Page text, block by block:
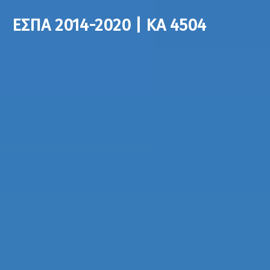
ΕΣΠΑ 2014-2020 | ΚΑ 4504